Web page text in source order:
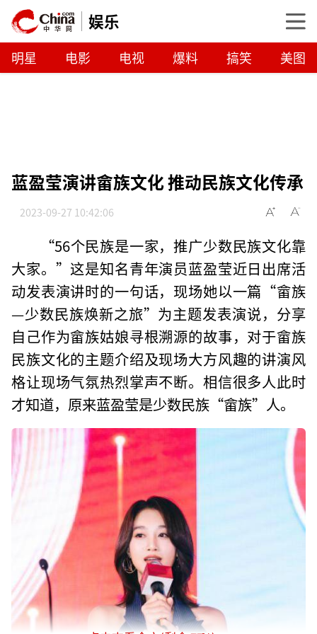
娱乐
明星 电影 电视 爆料 搞笑 美图
蓝盈莹演讲畲族文化 推动民族文化传承
2023-09-27 10:42:06
“56个民族是一家，推广少数民族文化靠
大家。”这是知名青年演员蓝盈莹近日出席活
动发表演讲时的一句话，现场她以一篇“畲族
—少数民族焕新之旅”为主题发表演说，分享
自己作为畲族姑娘寻根溯源的故事，对于畲族
民族文化的主题介绍及现场大方风趣的讲演风
格让现场气氛热烈掌声不断。相信很多人此时
才知道，原来蓝盈莹是少数民族“畲族”人。